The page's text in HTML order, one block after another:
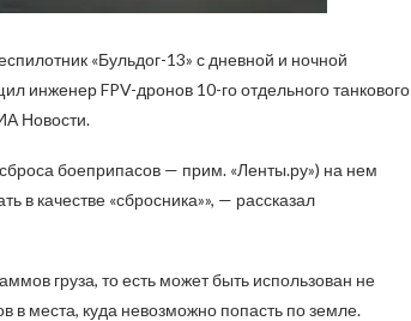
«Бульдог-13» с дневной и ночной
инженер FPV-дронов 10-го отдельного танкового
Новости.
боеприпасов — прим. «Ленты.ру») на нем
в качестве «сбросника»», — рассказал
груза, то есть может быть использован не
в места, куда невозможно попасть по земле.